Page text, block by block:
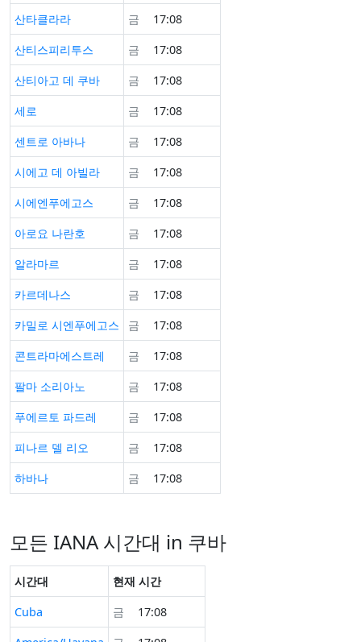
산타클라라
금
17:08
산티스피리투스
금
17:08
산티아고 데 쿠바
금
17:08
세로
금
17:08
센트로 아바나
금
17:08
시에고 데 아빌라
금
17:08
시에엔푸에고스
금
17:08
아로요 나란호
금
17:08
알라마르
금
17:08
카르데나스
금
17:08
카밀로 시엔푸에고스
금
17:08
콘트라마에스트레
금
17:08
팔마 소리아노
금
17:08
푸에르토 파드레
금
17:08
피나르 델 리오
금
17:08
하바나
금 17:08
모든 IANA 시간대 in 쿠바
시간대
현재 시간
Cuba
금
17:08